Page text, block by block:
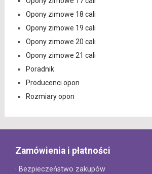
Opony zimowe 18 cali
Opony zimowe 19 cali
Opony zimowe 20 cali
Opony zimowe 21 cali
Poradnik
Producenci opon
Rozmiary opon
Zamówienia i płatności
· Bezpieczeństwo zakupów